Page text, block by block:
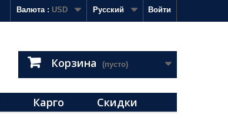
Войти
Русский
Валюта : USD
Корзина (пусто)
Карго Скидки